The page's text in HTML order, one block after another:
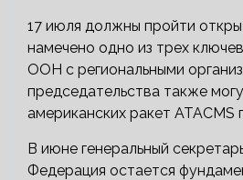
17 июля должны пройти
намечено одно из трех
ООН с региональными
председательства также
американских ракет
В июне генеральный
Федерация остается